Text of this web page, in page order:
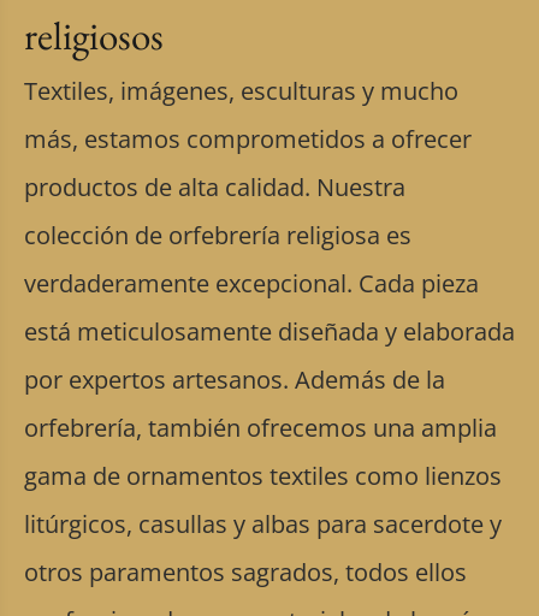
religiosos
Textiles, imágenes, esculturas y mucho
más, estamos comprometidos a ofrecer
productos de alta calidad. Nuestra
colección de orfebrería religiosa es
verdaderamente excepcional. Cada pieza
está meticulosamente diseñada y elaborada
por expertos artesanos. Además de la
orfebrería, también ofrecemos una amplia
gama de ornamentos textiles como lienzos
litúrgicos, casullas y albas para sacerdote y
otros paramentos sagrados, todos ellos